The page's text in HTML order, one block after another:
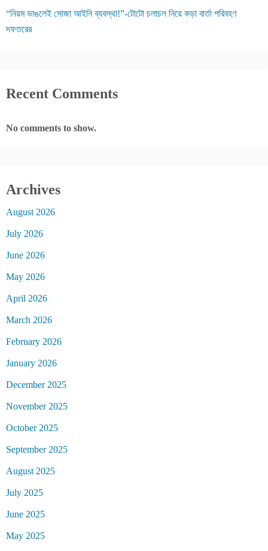
“নিয়ম ভাঙলেই সোজা আইনি ব্যবস্থা!”-টোটো চলাচল নিয়ে কড়া বার্তা পরিবহণ
দফতরের
Recent Comments
No comments to show.
Archives
August 2026
July 2026
June 2026
May 2026
April 2026
March 2026
February 2026
January 2026
December 2025
November 2025
October 2025
September 2025
August 2025
July 2025
June 2025
May 2025